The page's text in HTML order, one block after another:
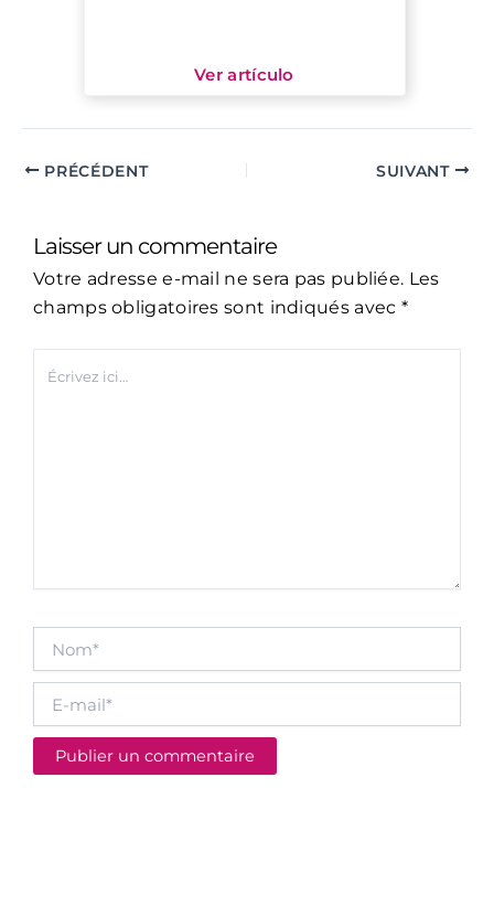
PRÉCÉDENT SUIVANT
Laisser un commentaire
Votre adresse e-mail ne sera pas publiée. Les
champs obligatoires sont indiqués avec *
ici…
mail*